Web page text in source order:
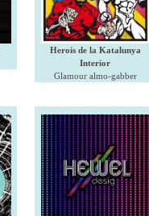
Herois de la Katalunya
Interior
Glamour almo-gabber